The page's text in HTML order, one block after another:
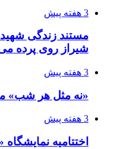
3 هفته پیش
مستند زندگی
شیراز روی پرده
3 هفته پیش
«نه مثل هر شب»
3 هفته پیش
اختتامیه نمایشگاه